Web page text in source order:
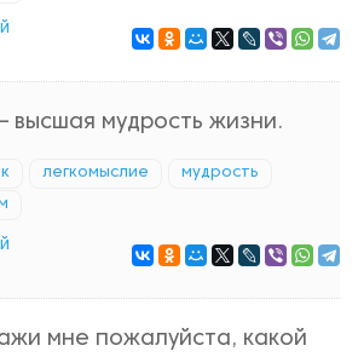
высшая мудрость жизни.
легкомыслие мудрость
мне пожалуйста, какой